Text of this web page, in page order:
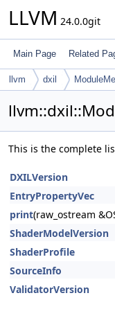
LLVM 24.0.0git
Main Page Related
llvm dxil
This is the complete
DXILVersion
EntryPropertyVec
print(raw_ostream
ShaderModelVersion
ShaderProfile
SourceInfo
ValidatorVersion